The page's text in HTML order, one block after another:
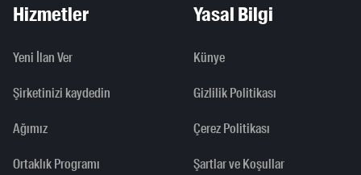
Hizmetler
Yeni İlan Ver
Şirketinizi kaydedin
Ağımız
Ortaklık Programı
Yasal Bilgi
Künye
Gizlilik Politikası
Çerez Politikası
Şartlar ve Koşullar